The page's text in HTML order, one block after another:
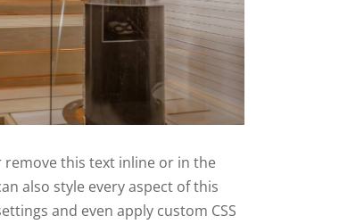
this text inline or in the
also style every aspect of this
and even apply custom CSS